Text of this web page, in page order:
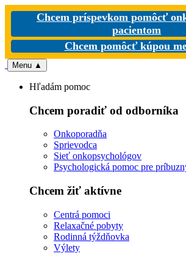
Chcem príspevkom pomôcť
pacientom
Chcem pomôcť kúpou
Menu ▲
Hľadám pomoc
Chcem poradiť od odborníka
Onkoporadňa
Sprievodca
Sieť onkopsychológov
Psychologická pomoc pre
Chcem žiť aktívne
Centrá pomoci
Relaxačné pobyty
Rodinná týždňovka
Výlety